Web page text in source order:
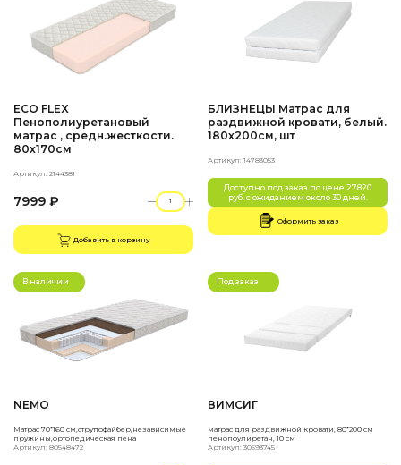
ECO FLEX
Пенополиуретановый
матрас , средн.жесткости.
80х170см
Артикул: 2144381
7999 ₽
Добавить в корзину
БЛИЗНЕЦЫ Матрас для
раздвижной кровати, белый.
180х200см, шт
Артикул: 14783053
Доступно под заказ по цене 27820
руб. с ожиданием около 30 дней.
Оформить заказ
В наличии
NEMO
Матрас 70*160 см,струттофайбер,независимые
пружины,ортопедическая пена
Артикул: 80548472
Под заказ
ВИМСИГ
матрас для раздвижной кровати, 80*200 см
пенопоулиретан, 10 см
Артикул: 30593745